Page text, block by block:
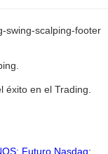
éxito en el Trading.
Futuro Nasdaq: